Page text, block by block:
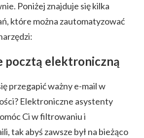
Poniżej znajduje się kilka
które można zautomatyzować
pocztą elektroniczną
przegapić ważny e-mail w
Elektroniczne asystenty
Ci w filtrowaniu i
tak abyś zawsze był na bieżąco